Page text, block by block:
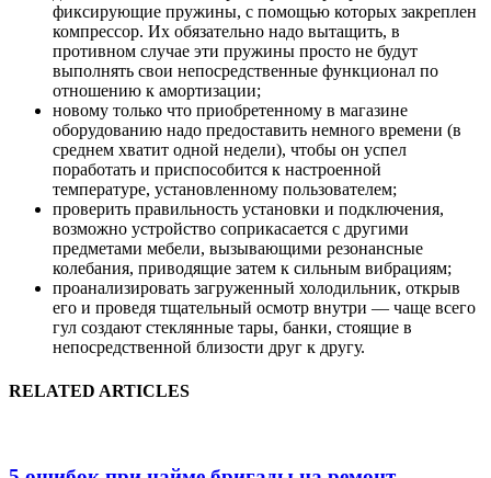
фиксирующие пружины, с помощью которых закреплен
компрессор. Их обязательно надо вытащить, в
противном случае эти пружины просто не будут
выполнять свои непосредственные функционал по
отношению к амортизации;
новому только что приобретенному в магазине
оборудованию надо предоставить немного времени (в
среднем хватит одной недели), чтобы он успел
поработать и приспособится к настроенной
температуре, установленному пользователем;
проверить правильность установки и подключения,
возможно устройство соприкасается с другими
предметами мебели, вызывающими резонансные
колебания, приводящие затем к сильным вибрациям;
проанализировать загруженный холодильник, открыв
его и проведя тщательный осмотр внутри — чаще всего
гул создают стеклянные тары, банки, стоящие в
непосредственной близости друг к другу.
RELATED ARTICLES